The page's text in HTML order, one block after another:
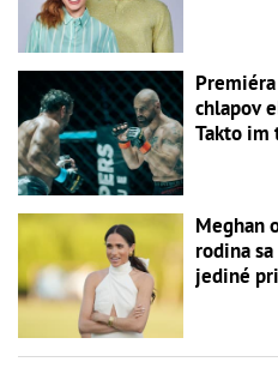
chlapov
Takto im
Meghan
rodina
jediné